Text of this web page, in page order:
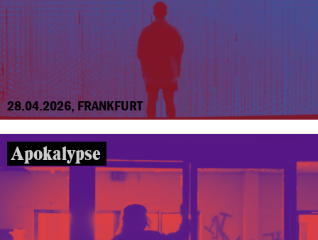
28.04.2026, FRANKFURT
Apokalypse